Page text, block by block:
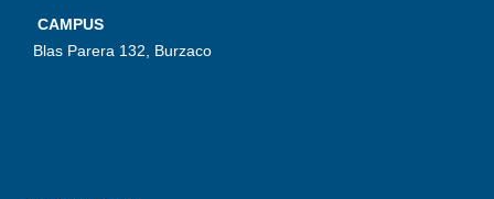
CAMPUS
Blas Parera 132, Burzaco